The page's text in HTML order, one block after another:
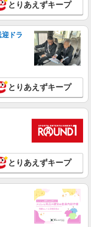
駐車場完備／マイカー通
詳細を見る
事業所）/WUTI106846
円＝1350円×8時間
間の場合 ※交通費別途
当社規定あり。
駐車場完備／車通勤
詳細を見る
事業所）/WUTN109180
実費支給／当社規定あ
工業団地 ★無料駐車場あ
とりあえずキープ
迎ドラ
とりあえずキープ
とりあえずキープ